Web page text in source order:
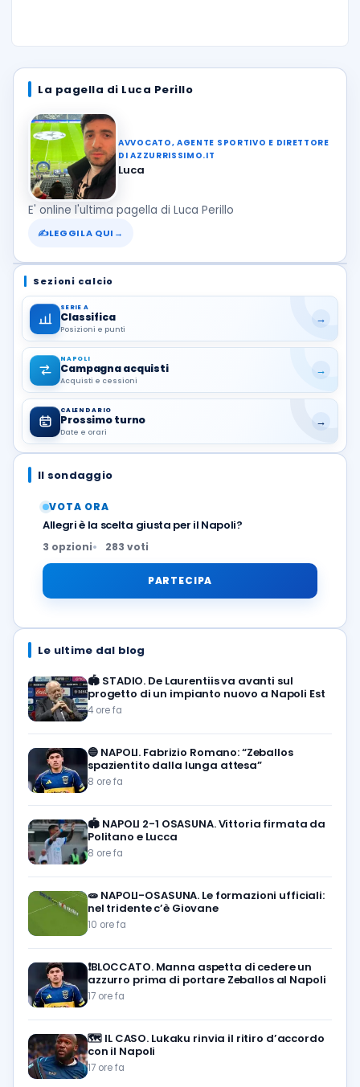
La pagella di Luca Perillo
AVVOCATO, AGENTE SPORTIVO E DIRETTORE
DI AZZURRISSIMO.IT
Luca
E' online l'ultima pagella di Luca Perillo
✍LEGGILA QUI →
Sezioni calcio
SERIE A
Classifica
Posizioni e punti
→
NAPOLI
Campagna acquisti
Acquisti e cessioni
→
CALENDARIO
Prossimo turno
Date e orari
→
Il sondaggio
VOTA ORA
Allegri è la scelta giusta per il Napoli?
3 opzioni 283 voti
PARTECIPA
Le ultime dal blog
🏟️ STADIO. De Laurentiis va avanti sul
progetto di un impianto nuovo a Napoli Est
4 ore fa
🔵 NAPOLI. Fabrizio Romano: “Zeballos
spazientito dalla lunga attesa”
8 ore fa
🏟️ NAPOLI 2-1 OSASUNA. Vittoria firmata da
Politano e Lucca
8 ore fa
🧫 NAPOLI-OSASUNA. Le formazioni ufficiali:
nel tridente c’è Giovane
10 ore fa
❗️BLOCCATO. Manna aspetta di cedere un
azzurro prima di portare Zeballos al Napoli
17 ore fa
🗺️ IL CASO. Lukaku rinvia il ritiro d’accordo
con il Napoli
17 ore fa